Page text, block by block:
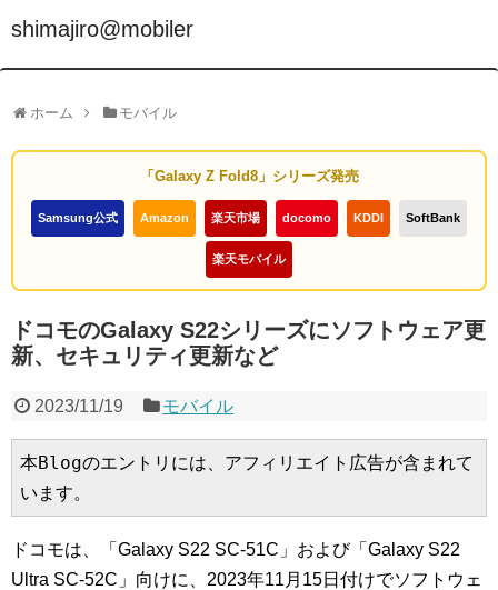
shimajiro@mobiler
ホーム モバイル
「Galaxy Z Fold8」シリーズ発売
Samsung公式 Amazon 楽天市場 docomo KDDI SoftBank
楽天モバイル
ドコモのGalaxy S22シリーズにソフトウェア更
新、セキュリティ更新など
2023/11/19 モバイル
本Blogのエントリには、アフィリエイト広告が含まれて
います。
ドコモは、「Galaxy S22 SC-51C」および「Galaxy S22
Ultra SC-52C」向けに、2023年11月15日付けでソフトウェ